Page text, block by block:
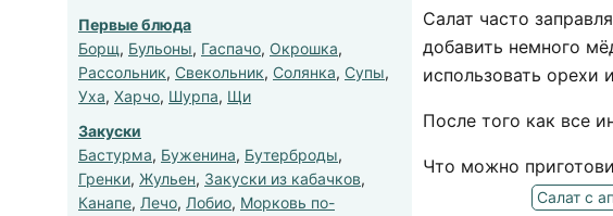
Первые блюда
Борщ, Бульоны, Гаспачо, Окрошка,
Рассольник, Свекольник, Солянка, Супы,
Уха, Харчо, Шурпа, Щи
Закуски
Бастурма, Буженина, Бутерброды,
Гренки, Жульен, Закуски из кабачков,
Канапе, Лечо, Лобио, Морковь по-
Салат часто
добавить немного
использовать орехи
После того как все
Что можно
Салат с